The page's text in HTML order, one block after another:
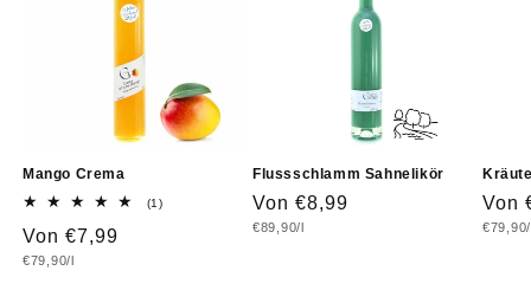
Mango Crema
(1)1
Normaler
Preis
Von €7,99
Grundpreis
€79,90/l
Flussschlamm Sahnelikör
Normaler
Preis
Von €8,99
Grundpreis
€89,90/l
Preis
Von